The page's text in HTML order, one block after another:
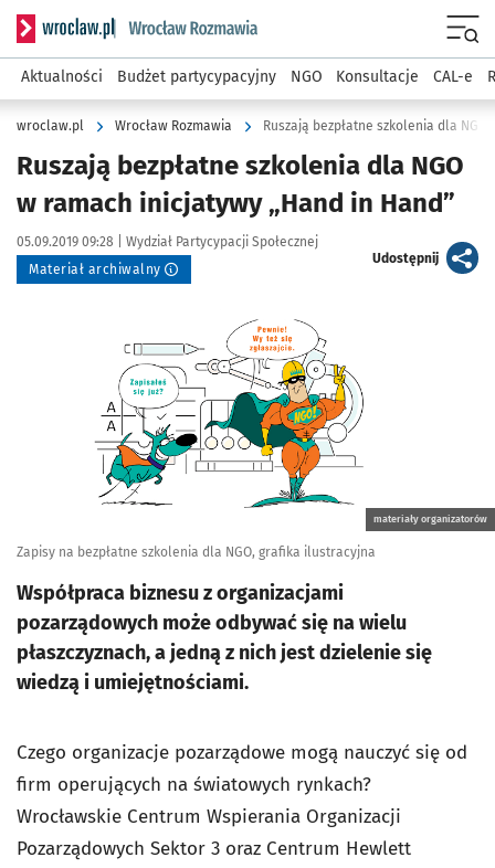
Serwis informacyjny wroclaw.pl podserwis: Rozmawia
Aktualności Budżet partycypacyjny NGO Konsultacje CAL-e
wroclaw.pl Wrocław Rozmawia Ruszają bezpłatne szkolenia dla
Ruszają bezpłatne szkolenia dla NGO
w ramach inicjatywy „Hand in Hand”
Data publikacji:
05.09.2019 09:28 | Autor:
Wydział Partycypacji Społecznej
Materiał archiwalny
Udostępnijartykuł
materiały organizatorów
Zapisy na bezpłatne szkolenia dla NGO, grafika ilustracyjna
Współpraca biznesu z organizacjami
pozarządowych może odbywać się na wielu
płaszczyznach, a jedną z nich jest dzielenie się
wiedzą i umiejętnościami.
Czego organizacje pozarządowe mogą nauczyć się od
firm operujących na światowych rynkach?
Wrocławskie Centrum Wspierania Organizacji
Pozarządowych Sektor 3 oraz Centrum Hewlett